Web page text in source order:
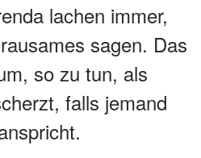
lachen immer,
sagen. Das
so zu tun, als
falls jemand